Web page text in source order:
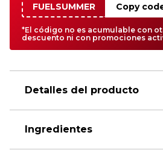
FUELSUMMER Copy
*El código no es acumulable con
descuento ni con promociones
Detalles del producto
Ingredientes